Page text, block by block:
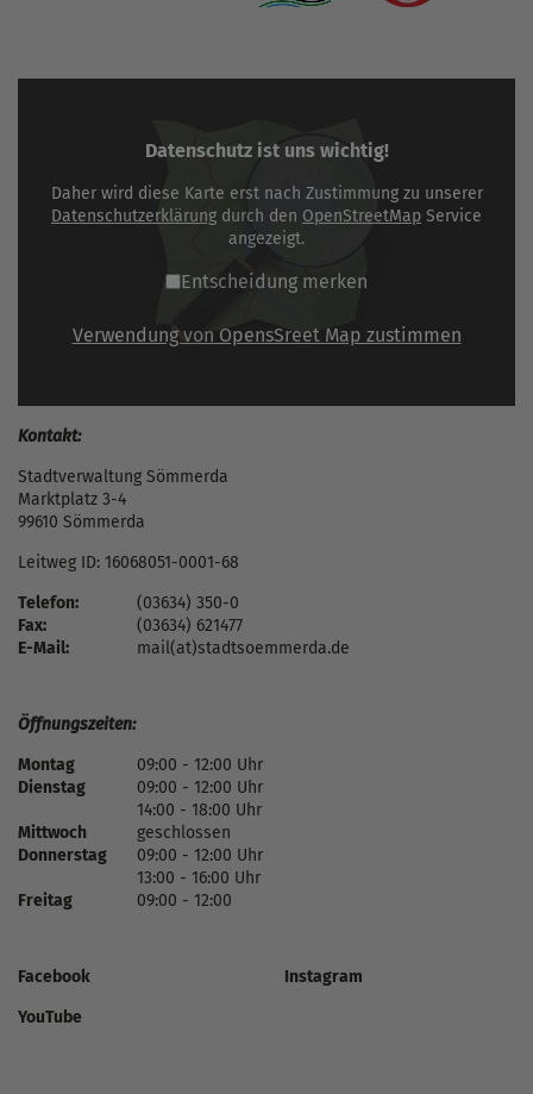
Datenschutz ist uns wichtig!
Daher wird diese Karte erst nach Zustimmung zu unserer
Datenschutzerklärung durch den OpenStreetMap Service
angezeigt.
Entscheidung merken
Verwendung von OpensSreet Map zustimmen
Kontakt:
Stadtverwaltung Sömmerda
Marktplatz 3-4
99610 Sömmerda
Leitweg ID: 16068051-0001-68
Telefon:
(03634) 350-0
Fax:
(03634) 621477
E-Mail:
mail(at)stadtsoemmerda.de
Öffnungszeiten:
Montag
09:00 - 12:00 Uhr
Dienstag
09:00 - 12:00 Uhr
14:00 - 18:00 Uhr
Mittwoch
geschlossen
Donnerstag
09:00 - 12:00 Uhr
13:00 - 16:00 Uhr
Freitag
09:00 - 12:00
Facebook
Instagram
YouTube